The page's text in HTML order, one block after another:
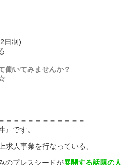
2日制)
働いてみませんか？
＝＝＝＝＝＝＝＝＝＝＝
』です。
求人事業を行なっている、
のプレスシードが展開する話題の人